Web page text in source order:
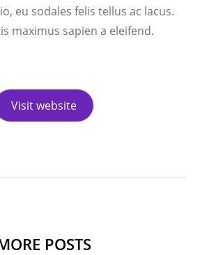
eu sodales felis tellus ac lacus.
maximus sapien a eleifend.
Visit website
POSTS